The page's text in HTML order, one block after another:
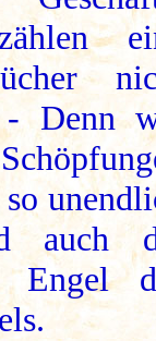
- Denn
auch
Engel